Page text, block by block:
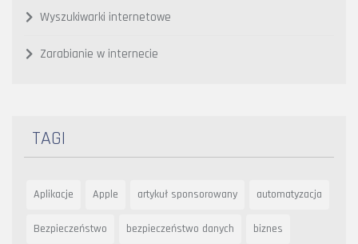
Wyszukiwarki internetowe
Zarabianie w internecie
TAGI
Aplikacje Apple artykuł sponsorowany automatyzacja
Bezpieczeństwo bezpieczeństwo danych biznes